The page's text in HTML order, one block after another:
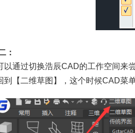
：
以通过切换浩辰CAD的工作空间来
到【二维草图】，这个时候CAD菜